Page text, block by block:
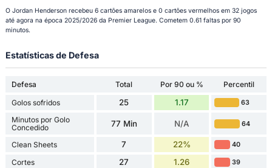
O Jordan Henderson recebeu 6 cartões amarelos e 0 cartões vermelhos em 32 jogos
até agora na época 2025/2026 da Premier League. Cometem 0.61 faltas por 90
minutos.
Estatísticas de Defesa
Defesa Total Por 90 ou %
Percentil
Golos sofridos
25 1.17 63
Minutos por Golo
Concedido
77 Min N/A 64
Clean Sheets 7 22% 40
Cortes 27 1.26 39